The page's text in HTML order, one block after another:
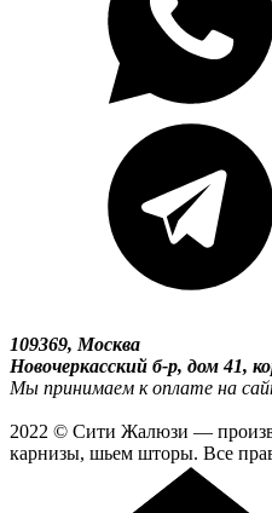
109369, Москва
Новочеркасский б-р, дом 41,
Мы принимаем к оплате на
2022 © Сити Жалюзи —
карнизы, шьем шторы. Все